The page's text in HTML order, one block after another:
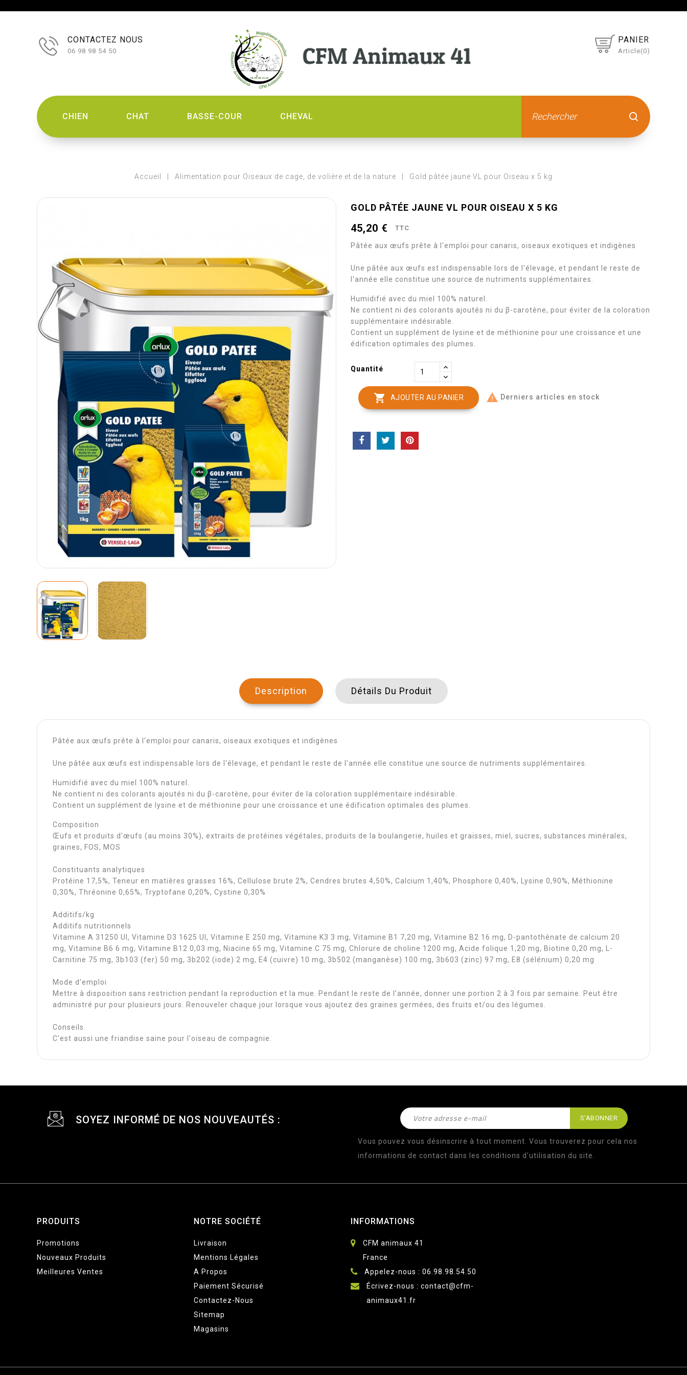
PANIER
Article(0)
CONTACTEZ NOUS
06 98 98 54 50
CHIEN CHAT BASSE-COUR CHEVAL
Accueil Alimentation pour Oiseaux de cage, de volière et de la nature Gold pâtée jaune VL pour Oiseau x 5 kg
GOLD PÂTÉE JAUNE VL POUR OISEAU X 5 KG
45,20 € TTC
Pâtée aux œufs prête à l'emploi pour canaris, oiseaux exotiques et indigènes
Une pâtée aux œufs est indispensable lors de l'élevage, et pendant le reste de
l'année elle constitue une source de nutriments supplémentaires.
Humidifié avec du miel 100% naturel.
Ne contient ni des colorants ajoutés ni du β-carotène, pour éviter de la coloration
supplémentaire indésirable.
Contient un supplément de lysine et de méthionine pour une croissance et une
édification optimales des plumes.
Quantité
 AJOUTER AU PANIER  Derniers articles en stock
Description Détails Du Produit
Pâtée aux œufs prête à l'emploi pour canaris, oiseaux exotiques et indigènes
Une pâtée aux œufs est indispensable lors de l'élevage, et pendant le reste de l'année elle constitue une source de nutriments supplémentaires.
Humidifié avec du miel 100% naturel.
Ne contient ni des colorants ajoutés ni du β-carotène, pour éviter de la coloration supplémentaire indésirable.
Contient un supplément de lysine et de méthionine pour une croissance et une édification optimales des plumes.
Composition
Œufs et produits d'œufs (au moins 30%), extraits de protéines végétales, produits de la boulangerie, huiles et graisses, miel, sucres, substances minérales,
graines, FOS, MOS
Constituants analytiques
Protéine 17,5%, Teneur en matières grasses 16%, Cellulose brute 2%, Cendres brutes 4,50%, Calcium 1,40%, Phosphore 0,40%, Lysine 0,90%, Méthionine
0,30%, Thréonine 0,65%, Tryptofane 0,20%, Cystine 0,30%
Additifs/kg
Additifs nutritionnels
Vitamine A 31250 UI, Vitamine D3 1625 UI, Vitamine E 250 mg, Vitamine K3 3 mg, Vitamine B1 7,20 mg, Vitamine B2 16 mg, D-pantothénate de calcium 20
mg, Vitamine B6 6 mg, Vitamine B12 0,03 mg, Niacine 65 mg, Vitamine C 75 mg, Chlorure de choline 1200 mg, Acide folique 1,20 mg, Biotine 0,20 mg, L-
Carnitine 75 mg, 3b103 (fer) 50 mg, 3b202 (iode) 2 mg, E4 (cuivre) 10 mg, 3b502 (manganèse) 100 mg, 3b603 (zinc) 97 mg, E8 (sélénium) 0,20 mg
Mode d'emploi
Mettre à disposition sans restriction pendant la reproduction et la mue. Pendant le reste de l’année, donner une portion 2 à 3 fois par semaine. Peut être
administré pur pour plusieurs jours. Renouveler chaque jour lorsque vous ajoutez des graines germées, des fruits et/ou des légumes.
Conseils
C'est aussi une friandise saine pour l'oiseau de compagnie.
SOYEZ INFORMÉ DE NOS NOUVEAUTÉS :
Vous pouvez vous désinscrire à tout moment. Vous trouverez pour cela nos
informations de contact dans les conditions d'utilisation du site.
PRODUITS
Promotions
Nouveaux Produits
Meilleures Ventes
NOTRE SOCIÉTÉ
Livraison
Mentions Légales
A Propos
Paiement Sécurisé
Contactez-Nous
Sitemap
Magasins
INFORMATIONS
CFM animaux 41
France
Appelez-nous : 06.98.98.54.50
Écrivez-nous : contact@cfm-
animaux41.fr